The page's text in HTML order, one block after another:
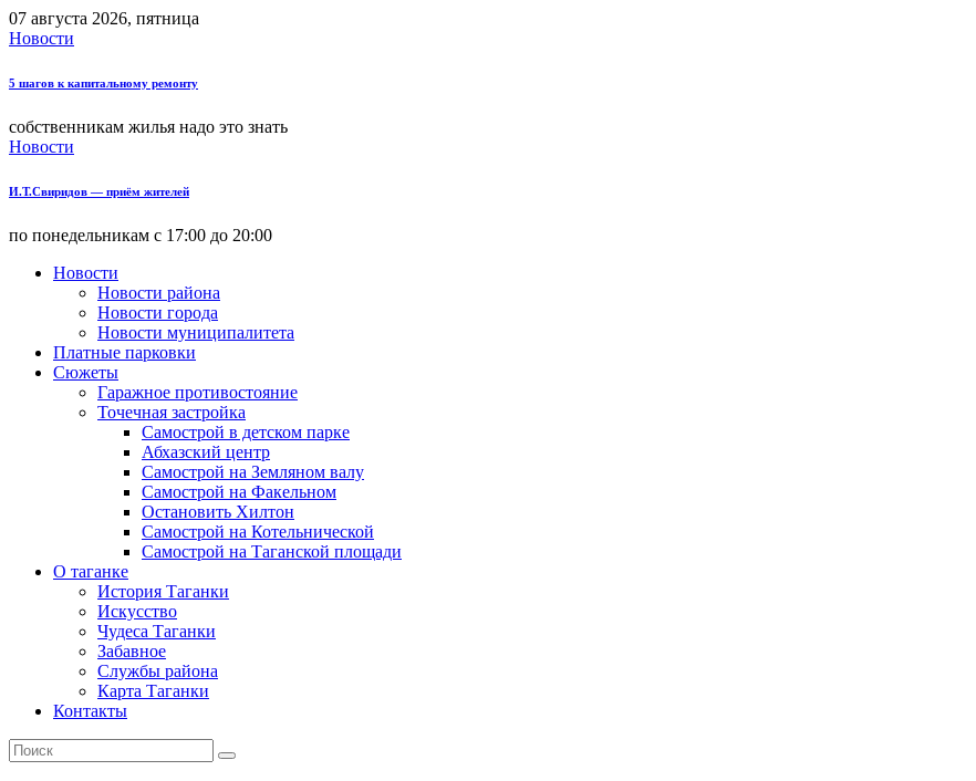
07 августа 2026, пятница
Новости
5 шагов к капитальному ремонту
собственникам жилья надо это знать
Новости
И.Т.Свиридов — приём жителей
по понедельникам с 17:00 до 20:00
Новости
Новости района
Новости города
Новости муниципалитета
Платные парковки
Сюжеты
Гаражное противостояние
Точечная застройка
Самострой в детском парке
Абхазский центр
Самострой на Земляном валу
Самострой на Факельном
Остановить Хилтон
Самострой на Котельнической
Самострой на Таганской площади
О таганке
История Таганки
Искусство
Чудеса Таганки
Забавное
Службы района
Карта Таганки
Контакты